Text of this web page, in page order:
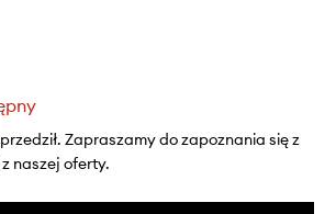
Zapraszamy do zapoznania się z
naszej oferty.